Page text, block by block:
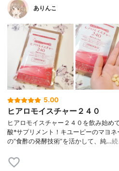
ありんこ
5.00
ヒアロモイスチャー２４０
ヒアロモイスチャー２４０を飲み始め
酸*サプリメント！キユーピーのマヨ
の”食酢の発酵技術”を活かして、純…